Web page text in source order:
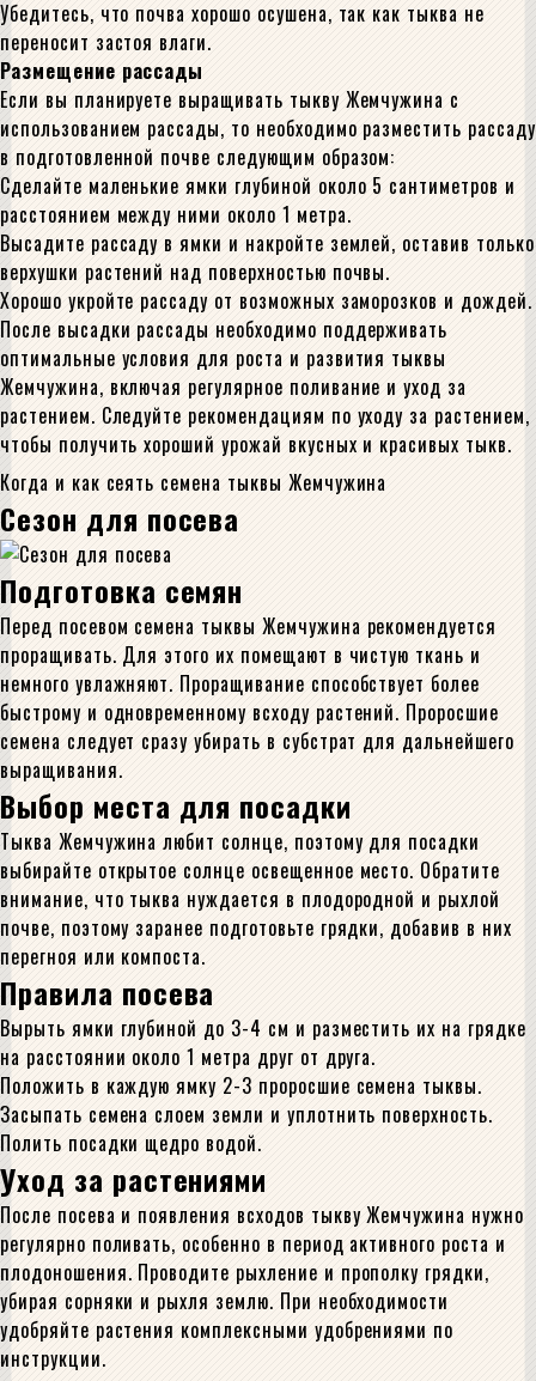
Убедитесь, что почва хорошо осушена, так как тыква не
переносит застоя влаги.
Размещение рассады
Если вы планируете выращивать тыкву Жемчужина с
использованием рассады, то необходимо разместить рассаду
в подготовленной почве следующим образом:
Сделайте маленькие ямки глубиной около 5 сантиметров и
расстоянием между ними около 1 метра.
Высадите рассаду в ямки и накройте землей, оставив только
верхушки растений над поверхностью почвы.
Хорошо укройте рассаду от возможных заморозков и дождей.
После высадки рассады необходимо поддерживать
оптимальные условия для роста и развития тыквы
Жемчужина, включая регулярное поливание и уход за
растением. Следуйте рекомендациям по уходу за растением,
чтобы получить хороший урожай вкусных и красивых тыкв.
Когда и как сеять семена тыквы Жемчужина
Сезон для посева
Подготовка семян
Перед посевом семена тыквы Жемчужина рекомендуется
проращивать. Для этого их помещают в чистую ткань и
немного увлажняют. Проращивание способствует более
быстрому и одновременному всходу растений. Проросшие
семена следует сразу убирать в субстрат для дальнейшего
выращивания.
Выбор места для посадки
Тыква Жемчужина любит солнце, поэтому для посадки
выбирайте открытое солнце освещенное место. Обратите
внимание, что тыква нуждается в плодородной и рыхлой
почве, поэтому заранее подготовьте грядки, добавив в них
перегноя или компоста.
Правила посева
Вырыть ямки глубиной до 3-4 см и разместить их на грядке
на расстоянии около 1 метра друг от друга.
Положить в каждую ямку 2-3 проросшие семена тыквы.
Засыпать семена слоем земли и уплотнить поверхность.
Полить посадки щедро водой.
Уход за растениями
После посева и появления всходов тыкву Жемчужина нужно
регулярно поливать, особенно в период активного роста и
плодоношения. Проводите рыхление и прополку грядки,
убирая сорняки и рыхля землю. При необходимости
удобряйте растения комплексными удобрениями по
инструкции.